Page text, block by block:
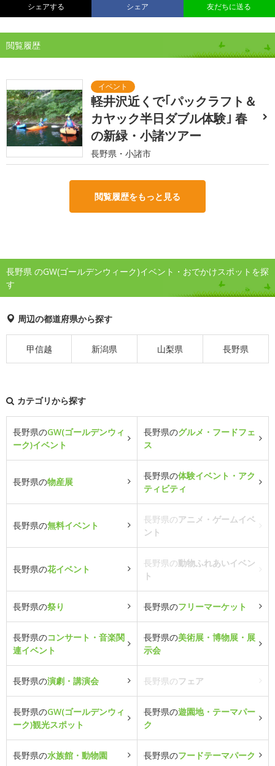
シェアする シェア 友だちに送る
閲覧履歴
軽井沢近くで｢パックラフト＆
カヤック半日ダブル体験｣ 春
の新緑・小諸ツアー
長野県・小諸市
閲覧履歴をもっと見る
長野県 のGW(ゴールデンウィーク)イベント・おでかけスポットを探
す
周辺の都道府県から探す
甲信越 新潟県 山梨県 長野県
カテゴリから探す
長野県のGW(ゴールデンウィ
ーク)イベント
長野県のグルメ・フードフェ
ス
長野県の物産展
長野県の体験イベント・アク
ティビティ
長野県の無料イベント
長野県のアニメ・ゲームイベ
ント
長野県の花イベント
長野県の動物ふれあいイベン
ト
長野県の祭り 長野県のフリーマーケット
長野県のコンサート・音楽関
連イベント
長野県の美術展・博物展・展
示会
長野県の演劇・講演会 長野県のフェア
長野県のGW(ゴールデンウィ
ーク)観光スポット
長野県の遊園地・テーマパー
ク
長野県の水族館・動物園 長野県のフードテーマパーク